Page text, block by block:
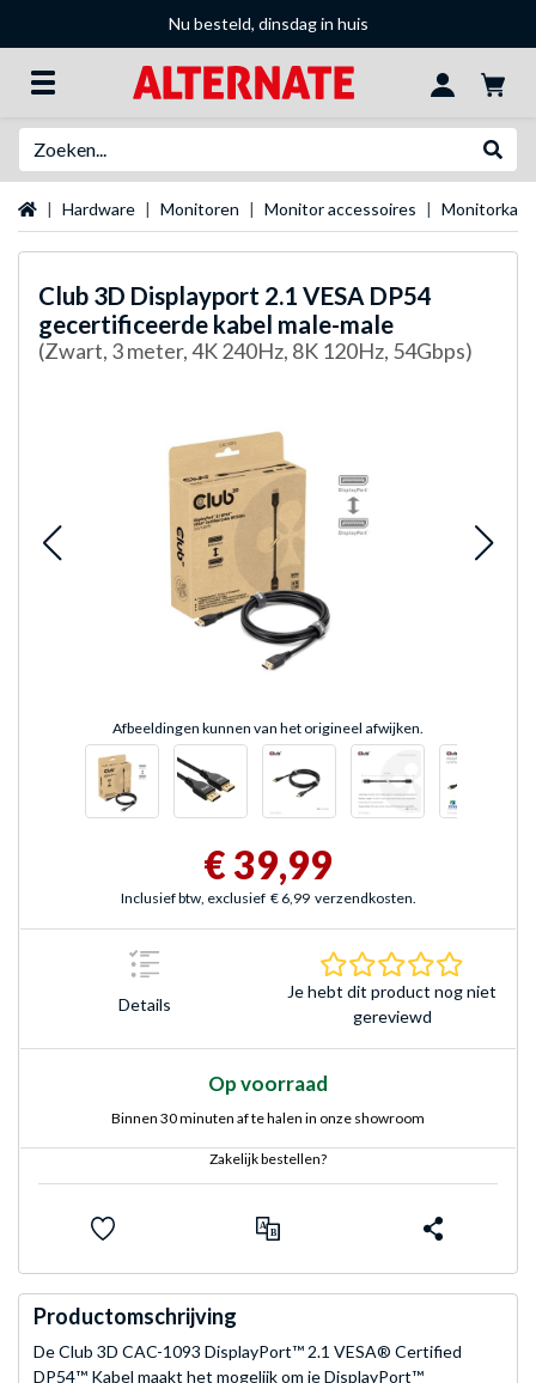
Nu besteld, dinsdag in huis
Startpagina
Hardware Monitoren Monitor accessoires
Club 3D Displayport 2.1 VESA DP54
gecertificeerde kabel male-male
(Zwart, 3 meter, 4K 240Hz, 8K 120Hz, 54Gbps)
Afbeeldingen kunnen van het origineel afwijken.
€ 39,99
Inclusief btw, exclusief € 6,99 verzendkosten.
Details
Je hebt dit product nog niet
gereviewd
Op voorraad
Binnen 30 minuten af te halen in onze showroom
Zakelijk bestellen?
Productomschrijving
De Club 3D CAC-1093 DisplayPort™ 2.1 VESA® Certified
DP54™ Kabel maakt het mogelijk om je DisplayPort™